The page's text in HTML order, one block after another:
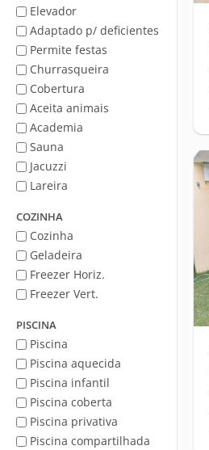
Elevador
Adaptado p/ deficientes
Permite festas
Churrasqueira
Cobertura
Aceita animais
Academia
Sauna
Jacuzzi
Lareira
COZINHA
Cozinha
Geladeira
Freezer Horiz.
Freezer Vert.
PISCINA
Piscina
Piscina aquecida
Piscina infantil
Piscina coberta
Piscina privativa
Piscina compartilhada